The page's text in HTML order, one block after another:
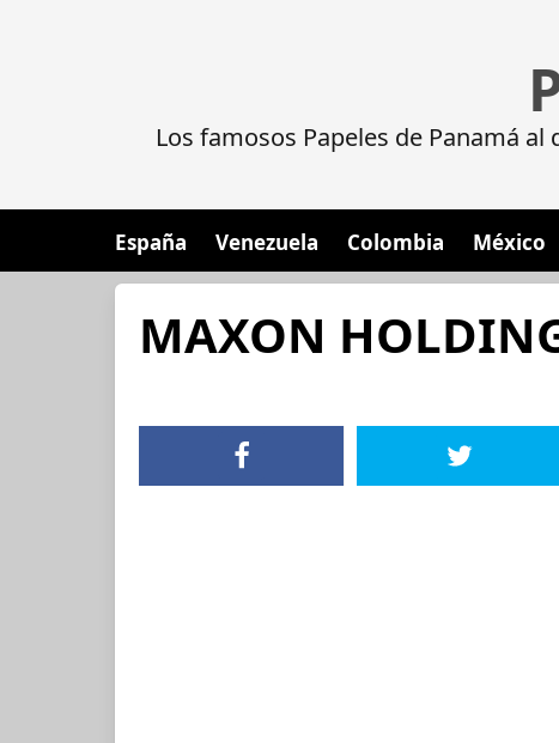
Los famosos Papeles de Panamá
España Venezuela Colombia México
MAXON